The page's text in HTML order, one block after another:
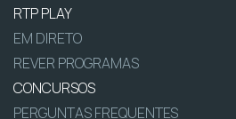
RTP PLAY
EM DIRETO
REVER PROGRAMAS
CONCURSOS
PERGUNTAS FREQUENTES